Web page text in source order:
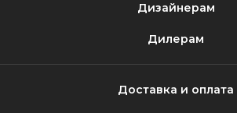
Дизайнерам
Дилерам
Доставка и оплата